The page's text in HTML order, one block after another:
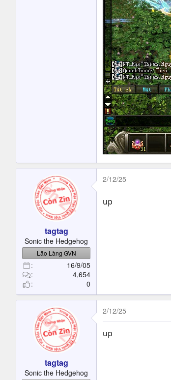
tagtag
Sonic the Hedgehog
Lão Làng GVN
16/9/05
4,654
0
2/12/25
up
tagtag
Sonic the Hedgehog
2/12/25
up